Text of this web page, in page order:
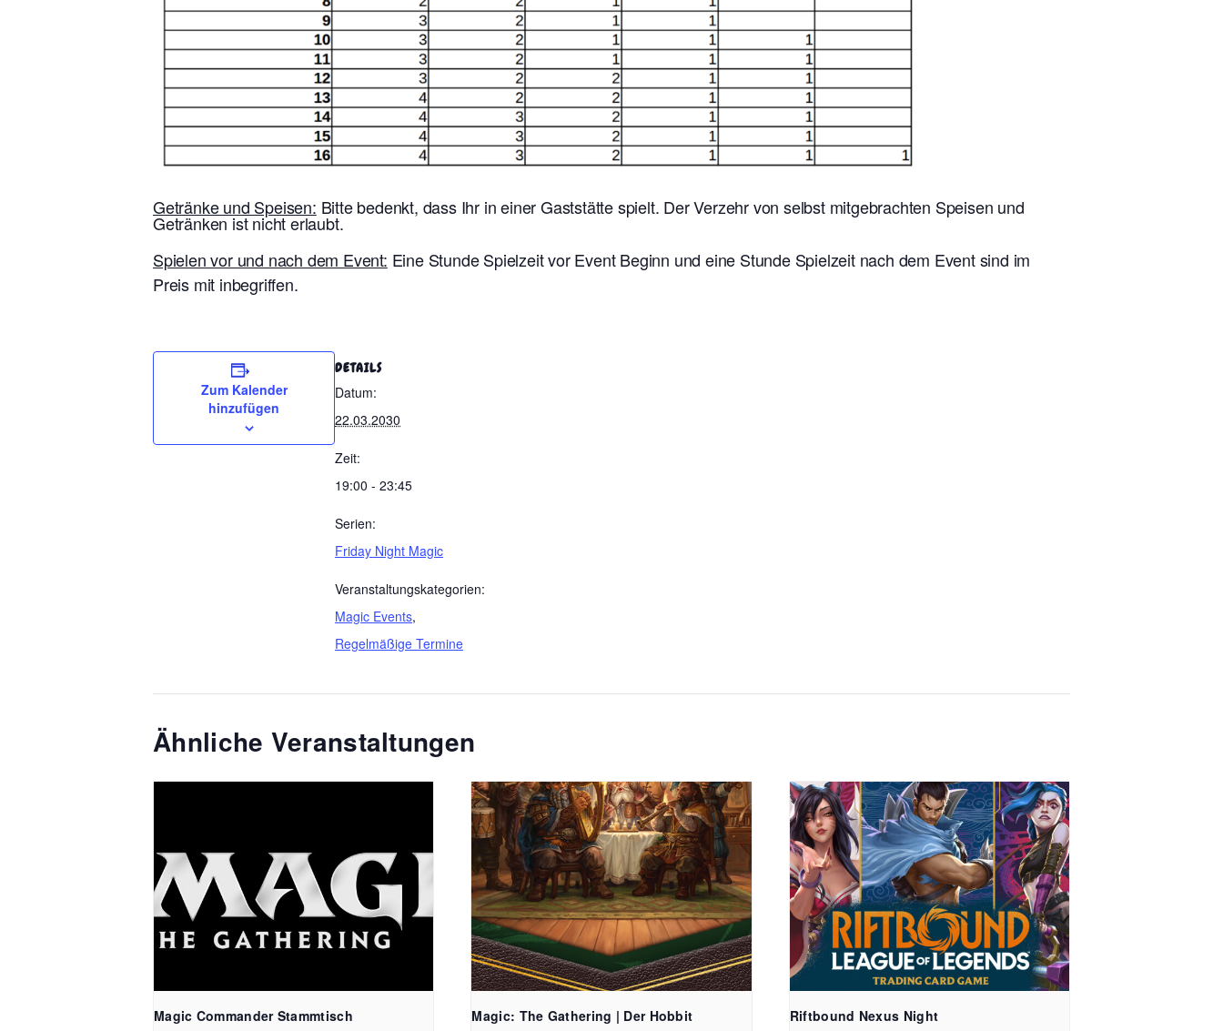
FreiSpiel
Lehener Straße 15, 79106 Freiburg
Getränke und Speisen: Bitte bedenkt, dass Ihr in einer Gaststätte spielt. Der Verzehr von selbst mitgebrachten Speisen und
Getränken ist nicht erlaubt.
Spielen vor und nach dem Event: Eine Stunde Spielzeit vor Event Beginn und eine Stunde Spielzeit nach dem Event sind im
Preis mit inbegriffen.
Zum Kalender
hinzufügen
DETAILS
Datum:
22.03.2030
Zeit:
19:00 - 23:45
Serien:
Friday Night Magic
Veranstaltungskategorien:
Magic Events,
Regelmäßige Termine
Ähnliche Veranstaltungen
Magic Commander Stammtisch
Magic: The Gathering | Der Hobbit
Riftbound Nexus Night